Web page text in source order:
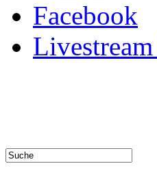
Facebook